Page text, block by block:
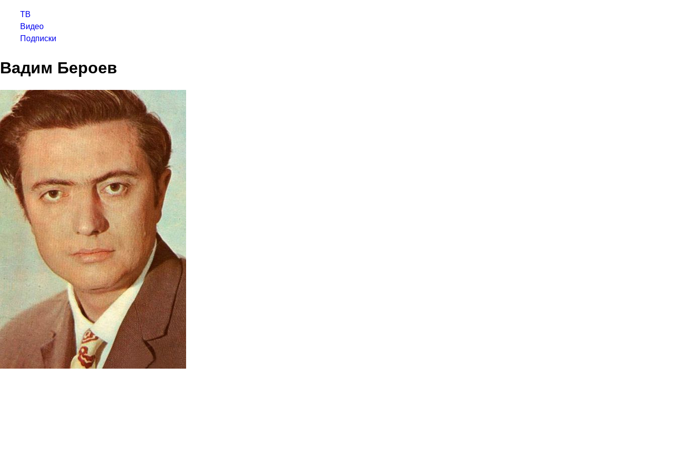
ТВ
Видео
Подписки
Вадим Бероев